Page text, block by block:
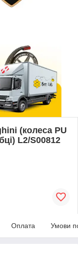
(колеса PU
L2/S00812
Оплата Умови